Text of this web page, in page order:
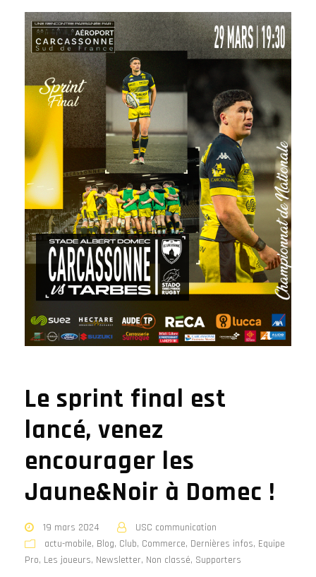
Le sprint final est
lancé, venez
encourager les
Jaune&Noir à Domec !
19 mars 2024
USC communication
actu-mobile, Blog, Club, Commerce, Dernières infos, Equipe
Pro, Les joueurs, Newsletter, Non classé, Supporters